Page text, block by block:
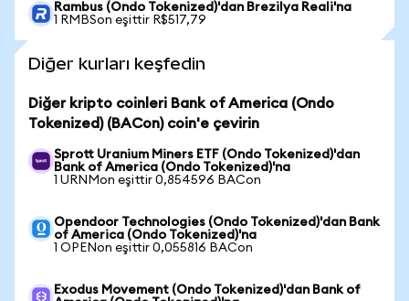
Rambus (Ondo Tokenized)'dan Brezilya Reali'na
1 RMBSon eşittir R$517,79
Diğer kurları keşfedin
Diğer kripto coinleri Bank of America (Ondo
Tokenized) (BACon) coin'e çevirin
Sprott Uranium Miners ETF (Ondo Tokenized)'dan
Bank of America (Ondo Tokenized)'na
1 URNMon eşittir 0,854596 BACon
Opendoor Technologies (Ondo Tokenized)'dan Bank
of America (Ondo Tokenized)'na
1 OPENon eşittir 0,055816 BACon
Exodus Movement (Ondo Tokenized)'dan Bank of